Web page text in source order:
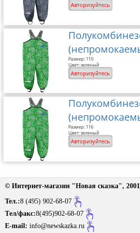
Авторизуйтесь
Размер: 110
Цвет: зеленый
Авторизуйтесь
Размер: 116
Цвет: зеленый
Авторизуйтесь
© Интернет-магазин "Новая сказка",
Тел.:8 (495) 902-68-07
Tел/факс:8(495)902-68-07
E-mail: info@newskazka.ru